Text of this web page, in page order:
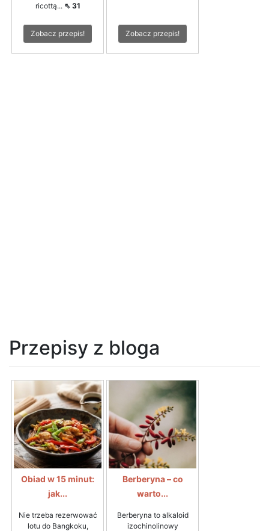
ricottą... ⇖ 31
Zobacz przepis! Zobacz przepis!
Przepisy z bloga
Obiad w 15 minut:
jak...
Nie trzeba rezerwować
lotu do Bangkoku,
Berberyna – co
warto...
Berberyna to alkaloid
izochinolinowy